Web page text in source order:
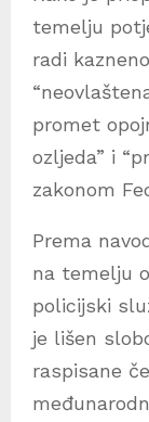
temelju
radi
promet
ozljeda” i
zakonom
Prema
na temelju
policijski
je lišen
raspisane